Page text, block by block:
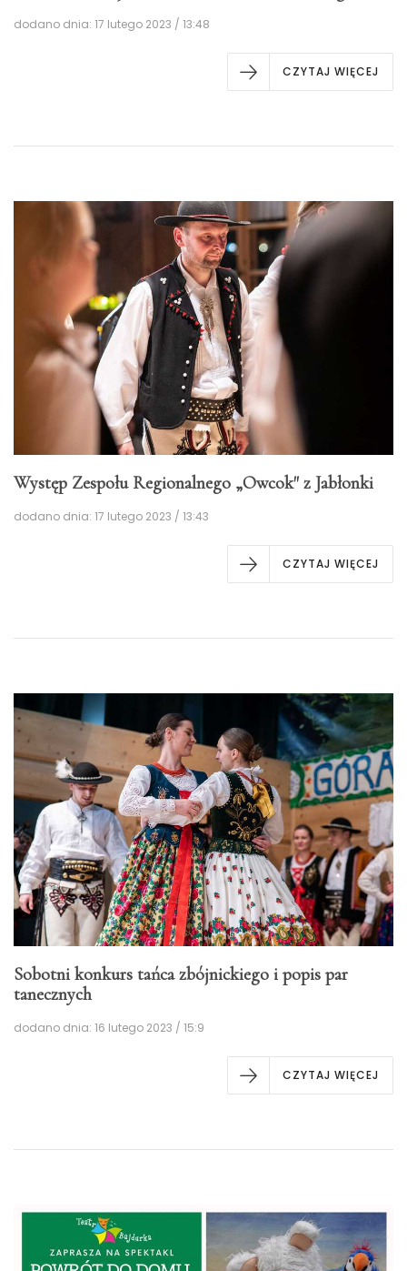
dodano dnia: 17 lutego 2023 / 13:48
CZYTAJ WIĘCEJ
Występ Zespołu Regionalnego „Owcok" z Jabłonki
dodano dnia: 17 lutego 2023 / 13:43
CZYTAJ WIĘCEJ
Sobotni konkurs tańca zbójnickiego i popis par
tanecznych
dodano dnia: 16 lutego 2023 / 15:9
CZYTAJ WIĘCEJ